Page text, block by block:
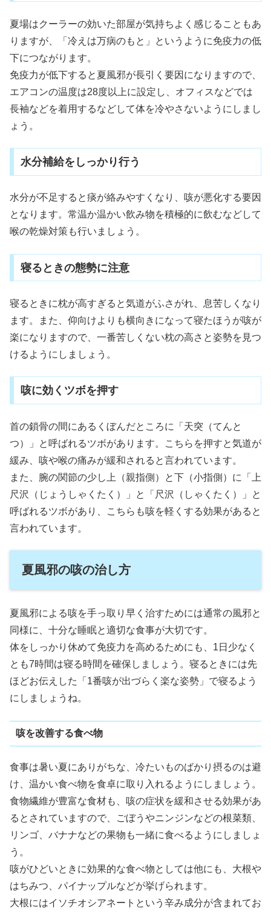
夏場はクーラーの効いた部屋が気持ちよく感じることもあ
りますが、「冷えは万病のもと」というように免疫力の低
下につながります。
免疫力が低下すると夏風邪が長引く要因になりますので、
エアコンの温度は28度以上に設定し、オフィスなどでは
長袖などを着用するなどして体を冷やさないようにしまし
ょう。
水分補給をしっかり行う
水分が不足すると痰が絡みやすくなり、咳が悪化する要因
となります。常温か温かい飲み物を積極的に飲むなどして
喉の乾燥対策も行いましょう。
寝るときの態勢に注意
寝るときに枕が高すぎると気道がふさがれ、息苦しくなり
ます。また、仰向けよりも横向きになって寝たほうが咳が
楽になりますので、一番苦しくない枕の高さと姿勢を見つ
けるようにしましょう。
咳に効くツボを押す
首の鎖骨の間にあるくぼんだところに「天突（てんと
つ）」と呼ばれるツボがあります。こちらを押すと気道が
緩み、咳や喉の痛みが緩和されると言われています。
また、腕の関節の少し上（親指側）と下（小指側）に「上
尺沢（じょうしゃくたく）」と「尺沢（しゃくたく）」と
呼ばれるツボがあり、こちらも咳を軽くする効果があると
言われています。
夏風邪の咳の治し方
夏風邪による咳を手っ取り早く治すためには通常の風邪と
同様に、十分な睡眠と適切な食事が大切です。
体をしっかり休めて免疫力を高めるためにも、1日少なく
とも7時間は寝る時間を確保しましょう。寝るときには先
ほどお伝えした「1番咳が出づらく楽な姿勢」で寝るよう
にしましょうね。
咳を改善する食べ物
食事は暑い夏にありがちな、冷たいものばかり摂るのは避
け、温かい食べ物を食卓に取り入れるようにしましょう。
食物繊維が豊富な食材も、咳の症状を緩和させる効果があ
るとされていますので、ごぼうやニンジンなどの根菜類、
リンゴ、バナナなどの果物も一緒に食べるようにしましょ
う。
咳がひどいときに効果的な食べ物としては他にも、大根や
はちみつ、パイナップルなどが挙げられます。
大根にはイソチオシアネートという辛み成分が含まれてお